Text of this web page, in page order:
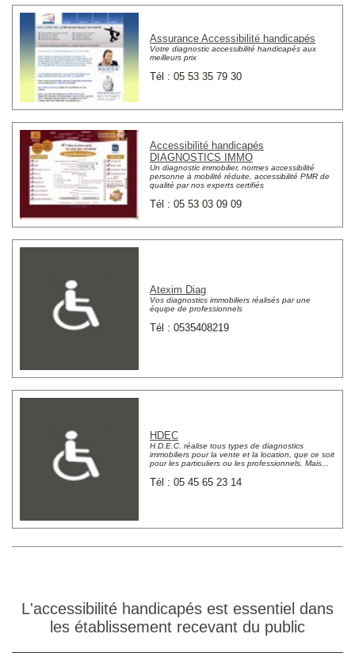
Assurance Accessibilité handicapés
Votre diagnostic accessibilité handicapés aux
meilleurs prix
Tél : 05 53 35 79 30
Accessibilité handicapés
DIAGNOSTICS IMMO
Un diagnostic immobilier, normes accessibilité
personne à mobilité réduite, accessibilité PMR de
qualité par nos experts certifiés
Tél : 05 53 03 09 09
Atexim Diag
Vos diagnostics immobiliers réalisés par une
équipe de professionnels
Tél : 0535408219
HDEC
H.D.E.C. réalise tous types de diagnostics
immobiliers pour la vente et la location, que ce soit
pour les particuliers ou les professionnels. Mais...
Tél : 05 45 65 23 14
L'accessibilité handicapés est essentiel dans
les établissement recevant du public